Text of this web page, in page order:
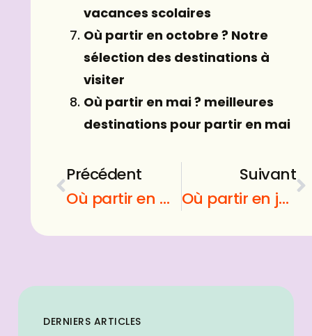
vacances scolaires
Où partir en octobre ? Notre
sélection des destinations à
visiter
Où partir en mai ? meilleures
destinations pour partir en mai
Précédent
Où partir en mai ? meilleures destinations pour partir en mai
Suivant
Où partir en juillet ? Au début des vacances scolaires
DERNIERS ARTICLES